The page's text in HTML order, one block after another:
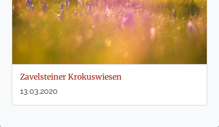
Zavelsteiner Krokuswiesen
13.03.2020